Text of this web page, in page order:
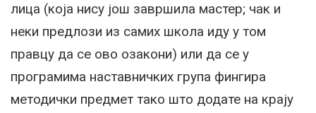
лица (која нису још завршила мастер; чак и
неки предлози из самих школа иду у том
правцу да се ово озакони) или да се у
програмима наставничких група фингира
методички предмет тако што додате на крају